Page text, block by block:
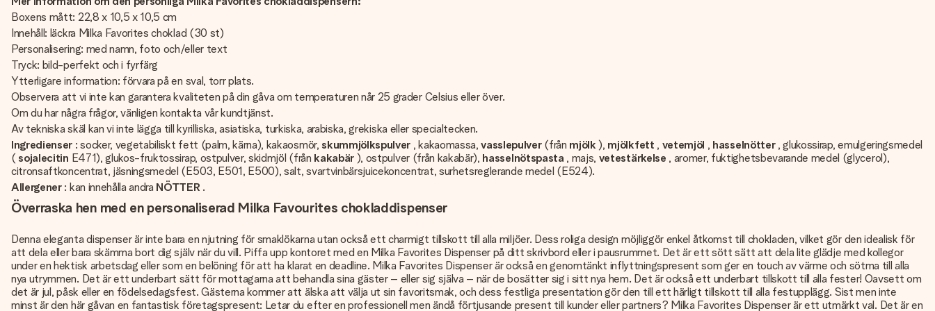
Boxens mått: 22,8 x 10,5 x 10,5 cm
Innehåll: läckra Milka Favorites choklad (30 st)
Personalisering: med namn, foto och/eller text
Tryck: bild-perfekt och i fyrfärg
Ytterligare information: förvara på en sval, torr plats.
Observera att vi inte kan garantera kvaliteten på din gåva om temperaturen når 25 grader Celsius eller över.
Om du har några frågor, vänligen kontakta vår kundtjänst.
Av tekniska skäl kan vi inte lägga till kyrilliska, asiatiska, turkiska, arabiska, grekiska eller specialtecken.
Ingredienser : socker, vegetabiliskt fett (palm, kärna), kakaosmör, skummjölkspulver , kakaomassa,vasslepulver(från mjölk ), mjölkfett , vetemjöl , hasselnötter, glukossirap, emulgeringsmedel
( sojalecitin E471), glukos-fruktossirap, ostpulver, skidmjöl (från kakabär ), ostpulver (från kakabär), hasselnötspasta , majs, vetestärkelse , aromer, fuktighetsbevarande medel (glycerol),
citronsaftkoncentrat, jäsningsmedel (E503, E501, E500), salt, svartvinbärsjuicekoncentrat, surhetsreglerande medel (E524).
Allergener: kan innehålla andra NÖTTER .
Överraska hen med en personaliserad Milka Favourites chokladdispenser
Denna eleganta dispenser är inte bara en njutning för smaklökarna utan också ett charmigt tillskott till alla miljöer. Dess roliga design möjliggör enkel åtkomst till chokladen, vilket gör den idealisk för
att dela eller bara skämma bort dig själv när du vill. Piffa upp kontoret med en Milka Favorites Dispenser på ditt skrivbord eller i pausrummet. Det är ett sött sätt att dela lite glädje med kollegor
under en hektisk arbetsdag eller som en belöning för att ha klarat en deadline. Milka Favorites Dispenser är också en genomtänkt inflyttningspresent som ger en touch av värme och sötma till alla
nya utrymmen. Det är ett underbart sätt för mottagarna att behandla sina gäster – eller sig själva – när de bosätter sig i sitt nya hem. Det är också ett underbart tillskott till alla fester! Oavsett om
det är jul, påsk eller en födelsedagsfest. Gästerna kommer att älska att välja ut sin favoritsmak, och dess festliga presentation gör den till ett härligt tillskott till alla festupplägg. Sist men inte
minst är den här gåvan en fantastisk företagspresent: Letar du efter en professionell men ändå förtjusande present till kunder eller partners? Milka Favorites Dispenser är ett utmärkt val. Det är en